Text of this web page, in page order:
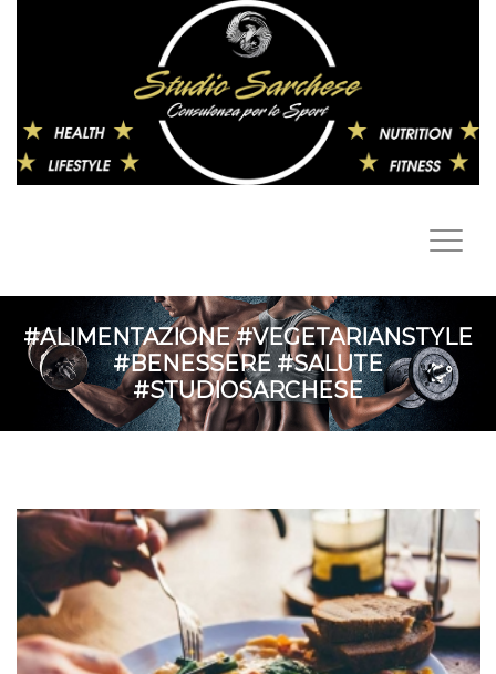
#ALIMENTAZIONE #VEGETARIANSTYLE
#BENESSERE #SALUTE
#STUDIOSARCHESE